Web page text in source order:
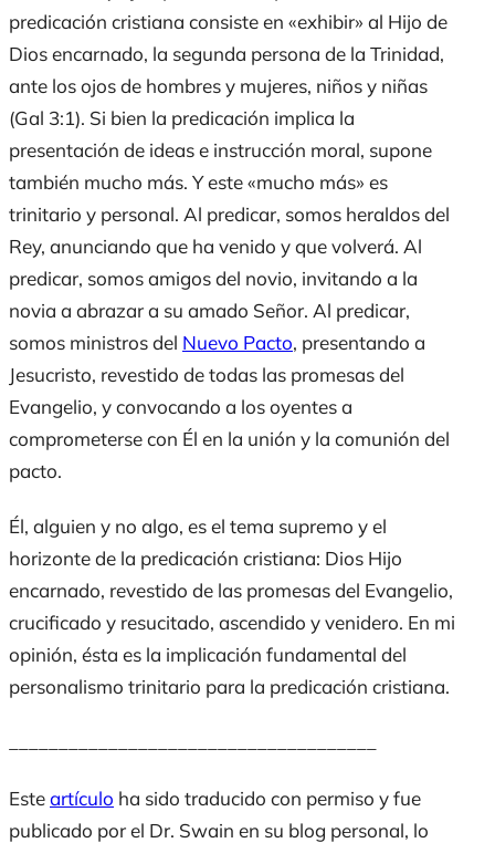
predicación cristiana consiste en «exhibir» al Hijo de
Dios encarnado, la segunda persona de la Trinidad,
ante los ojos de hombres y mujeres, niños y niñas
(Gal 3:1). Si bien la predicación implica la
presentación de ideas e instrucción moral, supone
también mucho más. Y este «mucho más» es
trinitario y personal. Al predicar, somos heraldos del
Rey, anunciando que ha venido y que volverá. Al
predicar, somos amigos del novio, invitando a la
novia a abrazar a su amado Señor. Al predicar,
somos ministros del Nuevo Pacto, presentando a
Jesucristo, revestido de todas las promesas del
Evangelio, y convocando a los oyentes a
comprometerse con Él en la unión y la comunión del
pacto.
Él, alguien y no algo, es el tema supremo y el
horizonte de la predicación cristiana: Dios Hijo
encarnado, revestido de las promesas del Evangelio,
crucificado y resucitado, ascendido y venidero. En mi
opinión, ésta es la implicación fundamental del
personalismo trinitario para la predicación cristiana.
Esteartículo ha sido traducido con permiso y fue
publicado por el Dr. Swain en su blog personal, lo